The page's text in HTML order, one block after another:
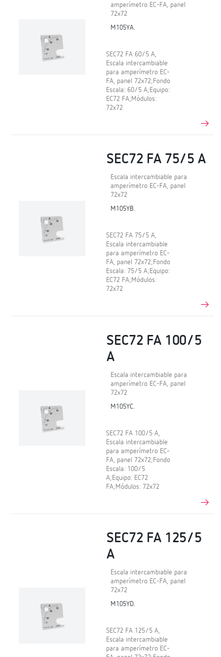
amperímetro EC-FA, panel
72x72
M105YA.
SEC72 FA 60/5 A,
Escala intercambiable
para amperímetro EC-
FA, panel 72x72;Fondo
Escala: 60/5 A;Equipo:
EC72 FA;Módulos:
72x72
SEC72 FA 75/5 A
Escala intercambiable para
amperímetro EC-FA, panel
72x72
M105YB.
SEC72 FA 75/5 A,
Escala intercambiable
para amperímetro EC-
FA, panel 72x72;Fondo
Escala: 75/5 A;Equipo:
EC72 FA;Módulos:
72x72
SEC72 FA 100/5
A
Escala intercambiable para
amperímetro EC-FA, panel
72x72
M105YC.
SEC72 FA 100/5 A,
Escala intercambiable
para amperímetro EC-
FA, panel 72x72;Fondo
Escala: 100/5
A;Equipo: EC72
FA;Módulos: 72x72
SEC72 FA 125/5
A
Escala intercambiable para
amperímetro EC-FA, panel
72x72
M105YD.
SEC72 FA 125/5 A,
Escala intercambiable
para amperímetro EC-